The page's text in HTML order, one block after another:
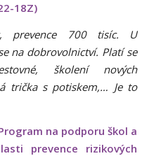
18Z)
prevence 700 tisíc. U
na dobrovolnictví. Platí se
školení nových
trička s potiskem,… Je to
na podporu škol a
prevence rizikových